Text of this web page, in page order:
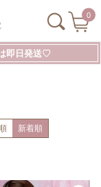
0
即日発送♡
新着順